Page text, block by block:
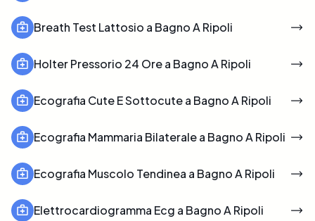
Breath Test Lattosio a Bagno A Ripoli
Holter Pressorio 24 Ore a Bagno A Ripoli
Ecografia Cute E Sottocute a Bagno A Ripoli
Ecografia Mammaria Bilaterale a Bagno A Ripoli
Ecografia Muscolo Tendinea a Bagno A Ripoli
Elettrocardiogramma Ecg a Bagno A Ripoli